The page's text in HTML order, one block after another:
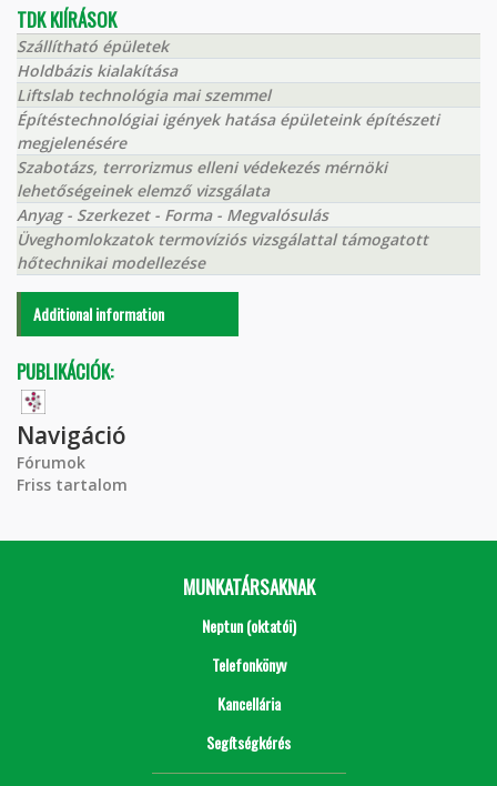
TDK KIÍRÁSOK
Szállítható épületek
Holdbázis kialakítása
Liftslab technológia mai szemmel
Építéstechnológiai igények hatása épületeink építészeti
megjelenésére
Szabotázs, terrorizmus elleni védekezés mérnöki
lehetőségeinek elemző vizsgálata
Anyag - Szerkezet - Forma - Megvalósulás
Üveghomlokzatok termovíziós vizsgálattal támogatott
hőtechnikai modellezése
Additional information
PUBLIKÁCIÓK:
Navigáció
Fórumok
Friss tartalom
MUNKATÁRSAKNAK
Neptun (oktatói)
Telefonkönyv
Kancellária
Segítségkérés